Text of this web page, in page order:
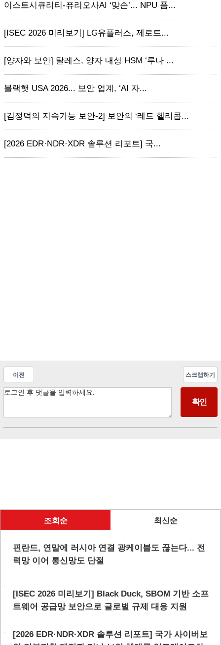
이스트시큐리티-퓨리오사AI ‘맞손’... NPU 품...
[ISEC 2026 미리보기] LG유플러스, 제로트...
[양자와 보안] 탈레스, 양자 내성 HSM ‘루나 ...
블랙햇 USA 2026... 보안 업계, ‘AI 자...
[김정덕의 지속가능 보안-2] 보안의 ‘레드 헬리콥...
[2026 EDR·NDR·XDR 솔루션 리포트] 국...
이전 스크랩하기
조회순 최신순
핀란드, 연말에 러시아 연결 광케이블도 끊는다... 전
력망 이어 통신망도 단절
[ISEC 2026 미리보기] Black Duck, SBOM 기반 소프
트웨어 공급망 보안으로 글로벌 규제 대응 지원
[2026 EDR·NDR·XDR 솔루션 리포트] 국가 사이버보